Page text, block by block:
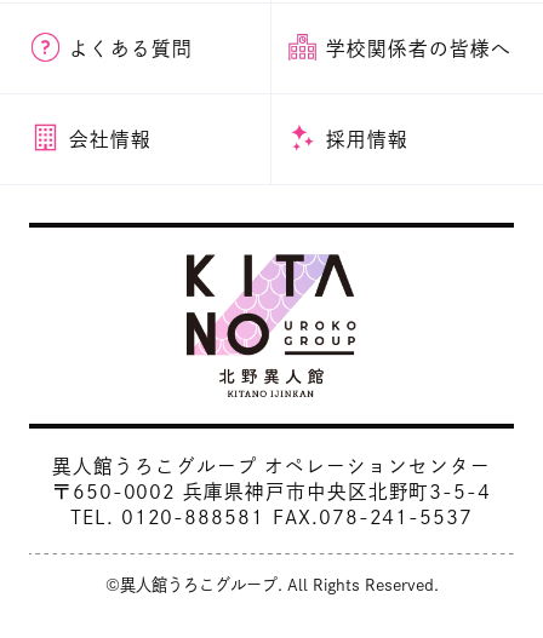
よくある質問 学校関係者の皆様へ
会社情報 採用情報
異人館うろこグループ オペレーションセンター
〒650-0002 兵庫県神戸市中央区北野町3-5-4
TEL. 0120-888581 FAX.078-241-5537
©異人館うろこグループ. All Rights Reserved.